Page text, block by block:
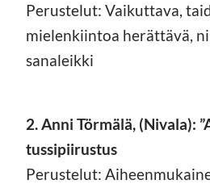
Perustelut: Vaikuttava,
mielenkiintoa herättävä,
sanaleikki
2. Anni Törmälä, (Nivala):
tussipiirustus
Perustelut: